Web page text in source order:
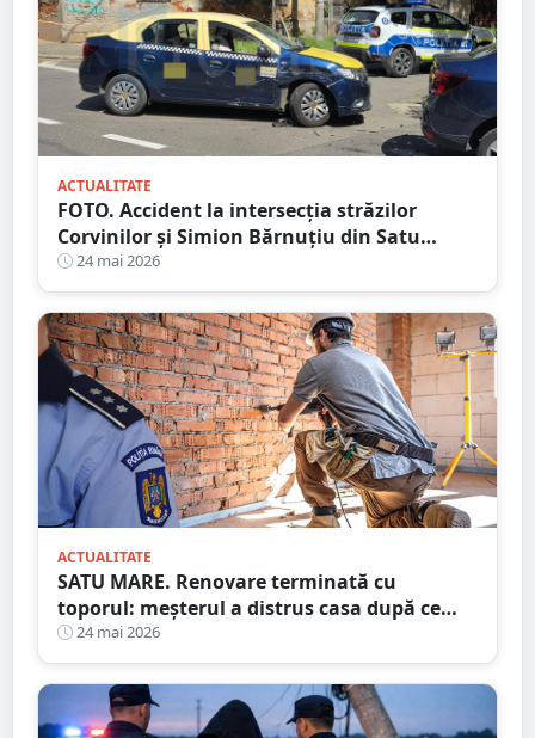
ACTUALITATE
FOTO. Accident la intersecția străzilor
Corvinilor și Simion Bărnuțiu din Satu
Mare. Un taximetrist ar fi fost rănit
24 mai 2026
ACTUALITATE
SATU MARE. Renovare terminată cu
toporul: meșterul a distrus casa după ce
clienții nu au plătit
24 mai 2026